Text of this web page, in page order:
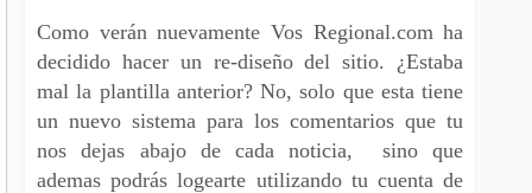
Como verán nuevamente Vos Regional.com ha
decidido hacer un re-diseño del sitio. ¿Estaba
mal la plantilla anterior? No, solo que esta tiene
un nuevo sistema para los comentarios que tu
nos dejas abajo de cada noticia, sino que
ademas podrás logearte utilizando tu cuenta de